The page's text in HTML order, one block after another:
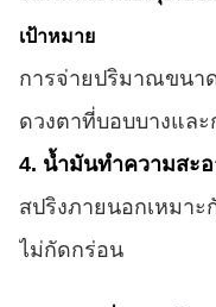
เป้าหมาย
การจ่ายปริมาณขนา
ดวงตาที่บอบบางและ
4. น้ำมันทำความสะ
สปริงภายนอกเหมา
ไม่กัดกร่อน